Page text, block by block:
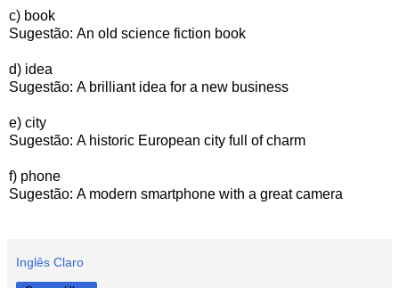
c) book
Sugestão: An old science fiction book
d) idea
Sugestão: A brilliant idea for a new business
e) city
Sugestão: A historic European city full of charm
f) phone
Sugestão: A modern smartphone with a great camera
Inglês Claro